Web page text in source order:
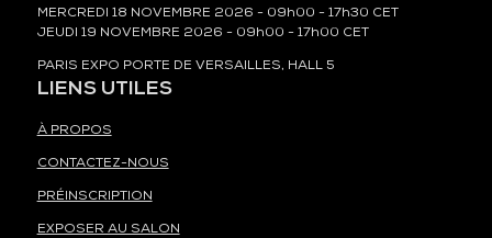
MERCREDI 18 NOVEMBRE 2026 - 09h00 - 17h30 CET
JEUDI 19 NOVEMBRE 2026 - 09h00 - 17h00 CET
PARIS EXPO PORTE DE VERSAILLES, HALL 5
LIENS UTILES
À PROPOS
CONTACTEZ-NOUS
PRÉINSCRIPTION
EXPOSER AU SALON